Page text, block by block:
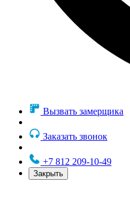
Вызвать замерщика
Заказать звонок
+7 812 209-10-49
Закрыть